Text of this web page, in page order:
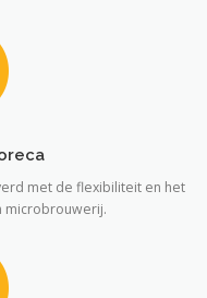
met de flexibiliteit en het
microbrouwerij.